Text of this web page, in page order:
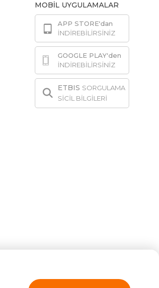
MOBİL UYGULAMALAR
APP STORE'dan
İNDİREBİLİRSİNİZ
GOOGLE PLAY'den
İNDİREBİLİRSİNİZ
ETBIS SORGULAMA
SİCİL BİLGİLERİ